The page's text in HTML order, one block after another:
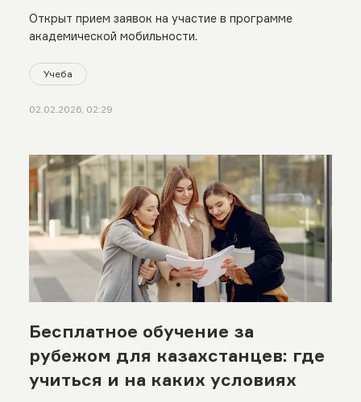
зарубежные вузы
Открыт прием заявок на участие в программе
академической мобильности.
Учеба
02.02.2026, 02:29
Бесплатное обучение за
рубежом для казахстанцев: где
учиться и на каких условиях